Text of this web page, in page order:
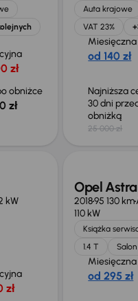
zł
obniżce
zł
Auta krajowe
VAT 23%
od 140 zł
Najniższa
30 dni
obniżką
25 000 zł
kW
zł
Taniej o 500
Opel Astra
201895 130 km
110 kW
Książka
1.4 T
od 295 zł